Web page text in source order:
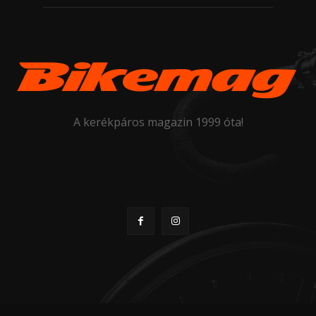
A kerékpáros magazin 1999 óta!